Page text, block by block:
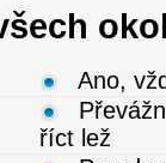
Ano,
říct lež